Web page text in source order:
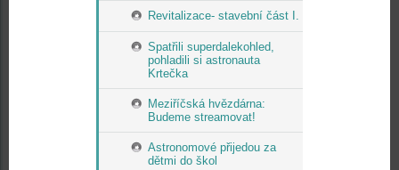
Revitalizace- stavební část I.
Spatřili superdalekohled,
pohladili si astronauta
Krtečka
Meziříčská hvězdárna:
Budeme streamovat!
Astronomové přijedou za
dětmi do škol